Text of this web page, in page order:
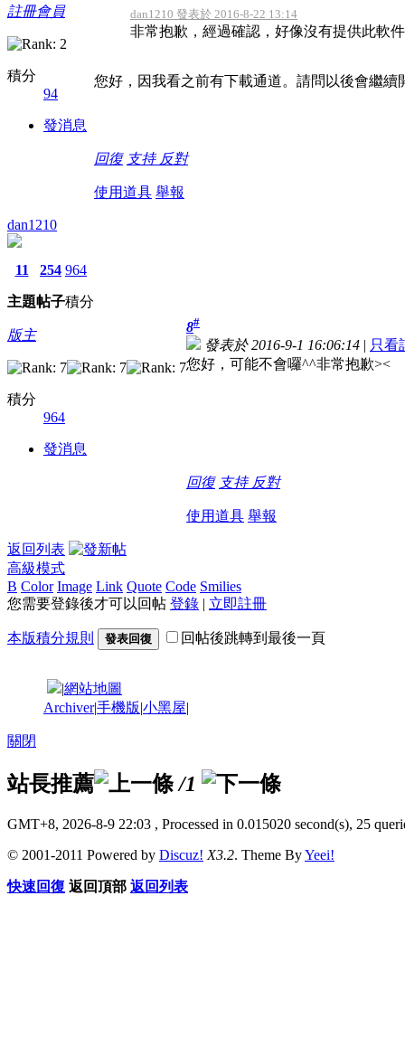
註冊會員
積分
94
發消息
dan1210 發表於 2016-8-22 13:14
非常抱歉，經過確認，好像沒有提供此軟
您好，因我看之前有下載通道。請問以後會繼續
回復 支持 反對
使用道具 舉報
dan1210
11
主題
254
帖子
964
積分
版主
積分
964
發消息
8#
發表於 2016-9-1 16:06:14 | 只看
您好，可能不會囉^^非常抱歉><
回復 支持 反對
使用道具 舉報
返回列表
高級模式
B Color Image Link Quote Code Smilies
您需要登錄後才可以回帖 登錄 | 立即註冊
本版積分規則 發表回復 回帖後跳轉到最後一頁
|網站地圖
Archiver|手機版|小黑屋|
關閉
站長推薦 /1
GMT+8, 2026-8-9 22:03 , Processed in 0.015020 second(s), 25
© 2001-2011 Powered by Discuz! X3.2. Theme ByYeei!
快速回復 返回頂部 返回列表